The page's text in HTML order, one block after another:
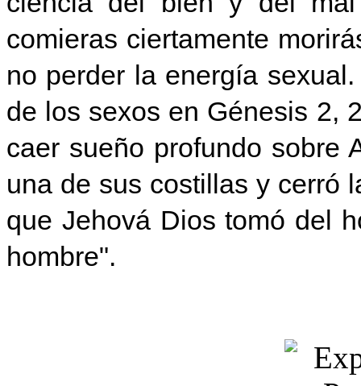
comieras ciertamente
no perder la energía
de los sexos en Génesis 2,
caer sueño profundo sobre
una de sus costillas y cerró
que Jehová Dios tomó del
hombre".